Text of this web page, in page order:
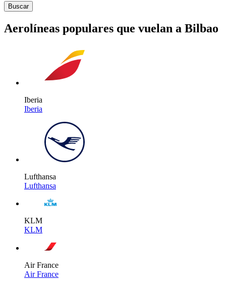
Buscar
Aerolíneas populares que vuelan a Bilbao
Iberia
Iberia
Lufthansa
Lufthansa
KLM
KLM
Air France
Air France